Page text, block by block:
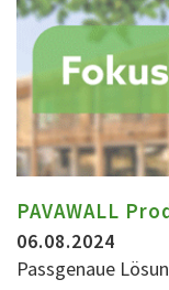
PAVAWALL
06.08.2024
Passgenaue